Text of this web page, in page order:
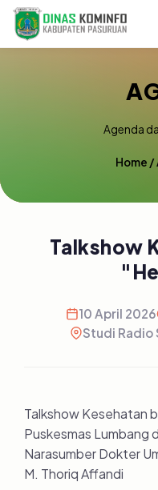
Agenda
Home /
Talkshow
10 April 2026
Studi Radio
Talkshow Kesehatan
Puskesmas Lumbang
Narasumber Dokter
M. Thoriq Affandi